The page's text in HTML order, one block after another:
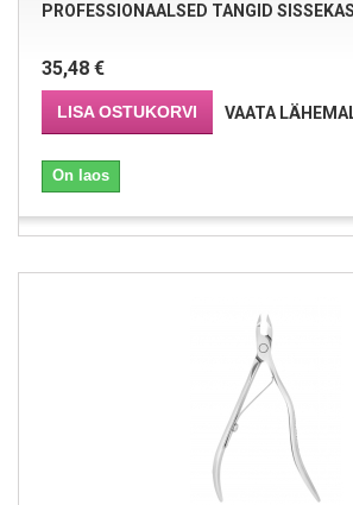
PROFESSIONAALSED TANGID
35,48 €
LISA OSTUKORVI VAATA
On laos